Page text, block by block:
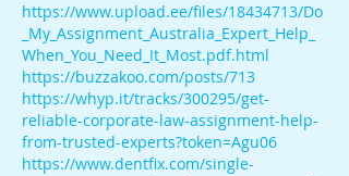
https://www.upload.ee/files/18434713/Do
_My_Assignment_Australia_Expert_Help_
When_You_Need_It_Most.pdf.html
https://buzzakoo.com/posts/713
https://whyp.it/tracks/300295/get-
reliable-corporate-law-assignment-help-
from-trusted-experts?token=Agu06
https://www.dentfix.com/single-